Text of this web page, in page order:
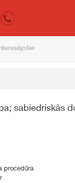
sabiedriskās
procedūra